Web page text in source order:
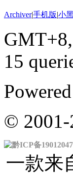
Archiver|手机版|小
15
© 2001-
黔ICP备
一款来